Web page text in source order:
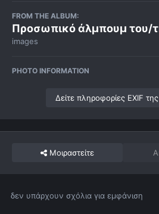
FROM THE ALBUM:
Προσωπικό άλμπουμ του/
images
PHOTO INFORMATION
Δείτε πληροφορίες EXIF
Μοιραστείτε
δεν υπάρχουν σχόλια για εμφάνιση